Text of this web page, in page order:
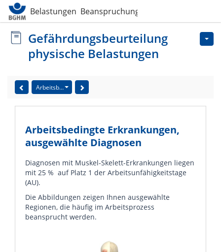
Belastungen  Beanspruchungen
Gefährdungsbeurteilung
physische Belastungen
Arbeitsbedingte Erkrankungen, ausgewählte Diagnosen
Arbeitsbedingte Erkrankungen,
ausgewählte Diagnosen
Diagnosen mit Muskel-Skelett-Erkrankungen liegen
mit 25 % auf Platz 1 der Arbeitsunfähigkeitstage
(AU).
Die Abbildungen zeigen Ihnen ausgewählte
Regionen, die häufig im Arbeitsprozess
beansprucht werden.